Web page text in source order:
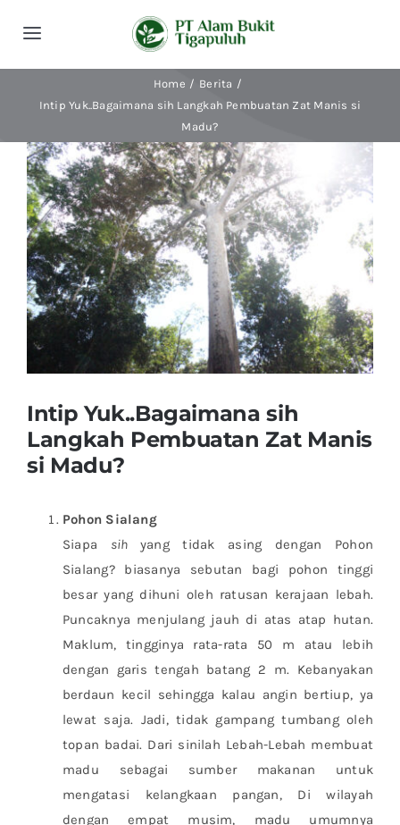
Toggle
Navigation
Tentang Kami
Kegiatan
Publikasi
Berita
Adopsi Pohon
Home
Berita
Intip Yuk..Bagaimana sih Langkah Pembuatan Zat Manis si
Madu?
View
Larger
Image
Intip Yuk..Bagaimana sih
Langkah Pembuatan Zat Manis
si Madu?
Pohon Sialang
Siapa sih yang tidak asing dengan Pohon
Sialang? biasanya sebutan bagi pohon tinggi
besar yang dihuni oleh ratusan kerajaan lebah.
Puncaknya menjulang jauh di atas atap hutan.
Maklum, tingginya rata-rata 50 m atau lebih
dengan garis tengah batang 2 m. Kebanyakan
berdaun kecil sehingga kalau angin bertiup, ya
lewat saja. Jadi, tidak gampang tumbang oleh
topan badai. Dari sinilah Lebah-Lebah membuat
madu sebagai sumber makanan untuk
mengatasi kelangkaan pangan, Di wilayah
dengan empat musim, madu umumnya